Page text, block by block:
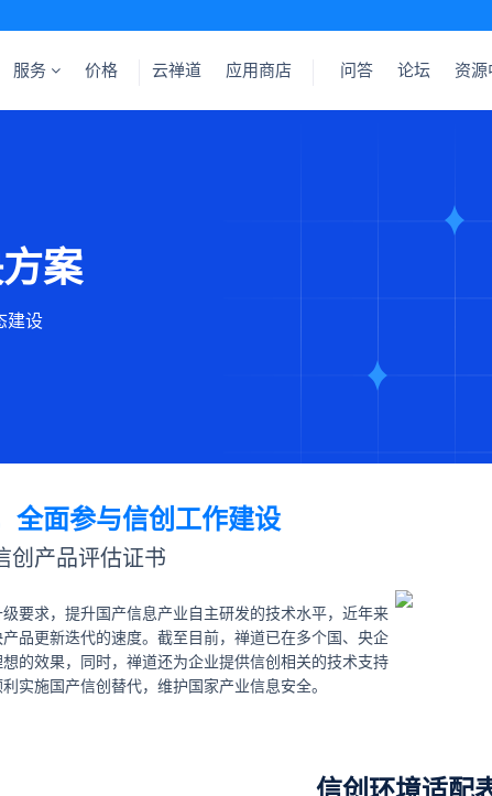
服务 价格 云禅道 应用商店 问答 论坛 资源
案
建设
全面参与信创工作建设
创产品评估证书
要求，提升国产信息产业自主研发的技术水平，近年来
品更新迭代的速度。截至目前，禅道已在多个国、央企
的效果，同时，禅道还为企业提供信创相关的技术支持
实施国产信创替代，维护国家产业信息安全。